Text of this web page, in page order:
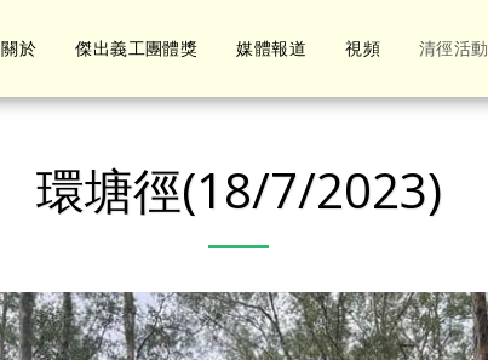
關於 傑出義工團體獎 媒體報道 視頻 清徑活動
環塘徑(18/7/2023)